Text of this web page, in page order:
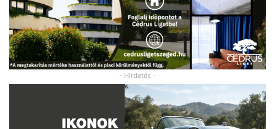
- Hirdetés -